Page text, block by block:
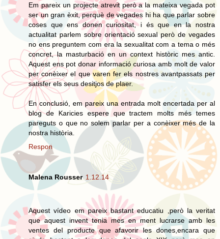
Em pareix un projecte atrevit però a la mateixa vegada pot
ser un gran èxit, perquè de vegades hi ha que parlar sobre
coses que ens donen curiositat, i és que en la nostra
actualitat parlem sobre orientació sexual però de vegades
no ens preguntem com era la sexualitat com a tema o més
concret, la masturbació en un context històric mes antic.
Aquest ens pot donar informació curiosa amb molt de valor
per conèixer el que varen fer els nostres avantpassats per
satisfer els seus desitjos de plaer.
En conclusió, em pareix una entrada molt encertada per al
blog de Karicies espere que tractem molts més temes
pareguts o que no solem parlar per a conèixer més de la
nostra història.
Respon
Malena Rousser 1.12.14
Aquest vídeo em pareix bastant educatiu ,però la veritat
que aquest invent tenia mes en ment lucrarse amb les
ventes del producte que afavorir les dones,encara que